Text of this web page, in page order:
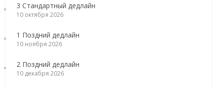
3 Стандартный дедлайн
10 октября 2026
1 Поздний дедлайн
10 ноября 2026
2 Поздний дедлайн
10 декабря 2026